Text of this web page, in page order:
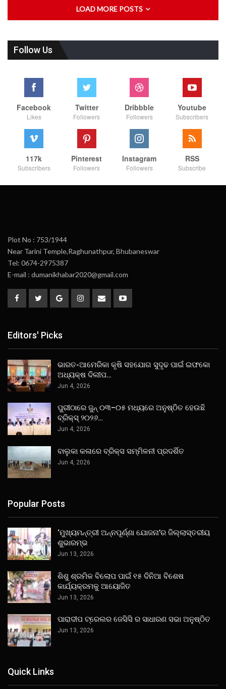
LOAD MORE POSTS
Follow Us
Facebook
Likes
Twitter
Followers
Dribbble
Followers
Youtube
Subscribers
117k
Subscribers
Pinterest
Followers
Instagram
Followers
RSS
Subscribe
Plot No : 753/1944
Near Tarini Temple,Raghunathpur, Bhubaneswar
Tel: 0674-2975387
E-mail : dumanikhabar2020@gmail.com
Editors' Picks
ଭାରତ-ଆମେରିକା କୃଷି ସହଯୋଗ ସୁଦୃଢ ପାଇଁ ଇଫକୋ
ଅଧ୍ୟକ୍ଷ ଦିଲୀପ…
Jun 4, 2026
ପୁରୀଠାରେ ଜୁନ୍ ୦୩–୦୫ ମଧ୍ୟରେ ଅନୁଷ୍ଠିତ ହେଉଛି
ବ୍ରିକ୍ସ୍ ୨୦୨୬…
Jun 4, 2026
ବାଲୁକା କଳାରେ ବ୍ରିକ୍ସ ସମ୍ମିଳନୀ ପ୍ରଦର୍ଶିତ
Jun 4, 2026
Popular Posts
‘ମୁଖ୍ୟମନ୍ତ୍ରୀ ଅନ୍ନପୂର୍ଣ୍ଣା ଯୋଜନା’ର ଜିଲ୍ଲାସ୍ତରୀୟ
ଶୁଭାରମ୍ଭ
Jun 13, 2026
ଶିଶୁ ଶ୍ରମିକ ବିଲୋପ ପାଇଁ ୧୫ ଦିନିଆ ବିଶେଷ
କାର୍ଯ୍ୟକ୍ରମକୁ ଆୟୋଜିତ
Jun 13, 2026
ପାରାଦୀପ ଟ୍ରେଲର ଜେସିସି ର ସାଧାରଣ ସଭା ଅନୁଷ୍ଠିତ
Jun 13, 2026
Quick Links